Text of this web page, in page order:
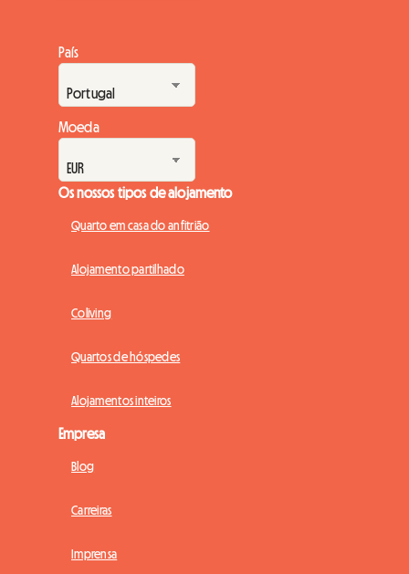
País
Moeda
Os nossos tipos de alojamento
Quarto em casa do anfitrião
Alojamento partilhado
Coliving
Quartos de hóspedes
Alojamentos inteiros
Empresa
Blog
Carreiras
Imprensa